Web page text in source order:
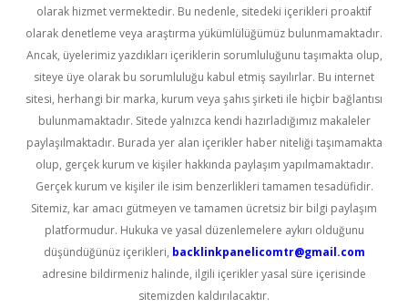
olarak hizmet vermektedir. Bu nedenle, sitedeki içerikleri proaktif
olarak denetleme veya araştırma yükümlülüğümüz bulunmamaktadır.
Ancak, üyelerimiz yazdıkları içeriklerin sorumluluğunu taşımakta olup,
siteye üye olarak bu sorumluluğu kabul etmiş sayılırlar. Bu internet
sitesi, herhangi bir marka, kurum veya şahıs şirketi ile hiçbir bağlantısı
bulunmamaktadır. Sitede yalnızca kendi hazırladığımız makaleler
paylaşılmaktadır. Burada yer alan içerikler haber niteliği taşımamakta
olup, gerçek kurum ve kişiler hakkında paylaşım yapılmamaktadır.
Gerçek kurum ve kişiler ile isim benzerlikleri tamamen tesadüfidir.
Sitemiz, kar amacı gütmeyen ve tamamen ücretsiz bir bilgi paylaşım
platformudur. Hukuka ve yasal düzenlemelere aykırı olduğunu
düşündüğünüz içerikleri, backlinkpanelicomtr@gmail.com
adresine bildirmeniz halinde, ilgili içerikler yasal süre içerisinde
sitemizden kaldırılacaktır.